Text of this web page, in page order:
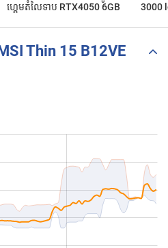
ហ្គេមតំលៃទាប RTX4050 6GB
3000
Thin 15 B12VE